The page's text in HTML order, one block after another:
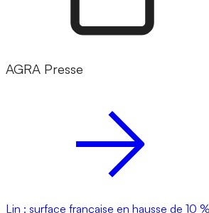
AGRA Presse
Lin : surface française en hausse de 10